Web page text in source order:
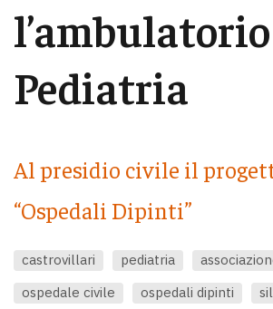
Pediatria
Al presidio civile il
“Ospedali Dipinti”
castrovillari pediatria
ospedale civile
ospedali dipinti